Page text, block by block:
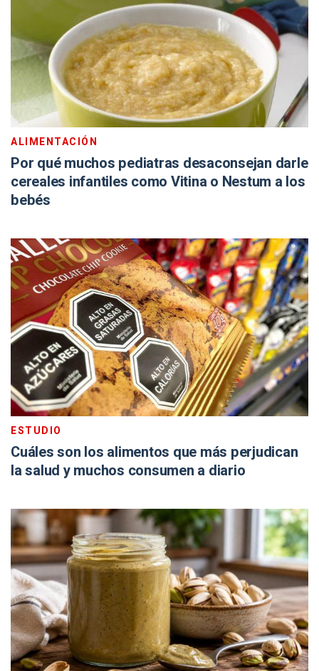
ALIMENTACIÓN
Por qué muchos pediatras desaconsejan darle
cereales infantiles como Vitina o Nestum a los
bebés
ESTUDIO
Cuáles son los alimentos que más perjudican
la salud y muchos consumen a diario